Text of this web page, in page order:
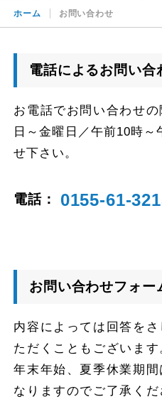
ホーム お問い合わせ
電話によるお問い合
お電話でお問い合わせ
日～金曜日／午前10時
せ下さい。
電話： 0155-61-
お問い合わせフォー
内容によっては回答を
ただくこともございます
年末年始、夏季休業期
なりますのでご了承く